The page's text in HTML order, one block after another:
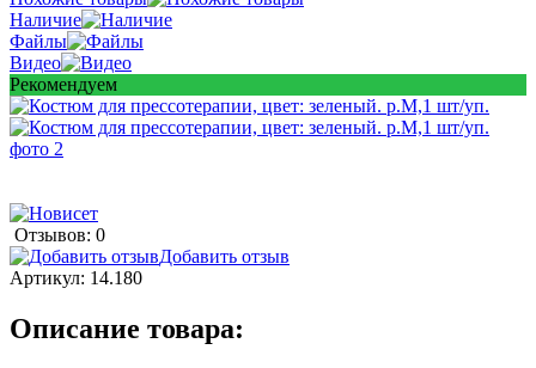
Наличие
Файлы
Видео
Рекомендуем
Отзывов: 0
Добавить отзыв
Артикул: 14.180
Описание товара: